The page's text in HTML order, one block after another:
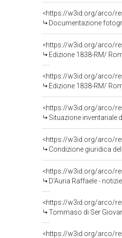
Documentazione
<https://w3id.org/arco/
Edizione 1838-RM/
<https://w3id.org/arco/
Edizione 1838-RM/
<https://w3id.org/arco/
Situazione inventariale
Condizione giuridica
<https://w3id.org/arco/
D'Auria Raffaele -
<https://w3id.org/arco/
Tommaso di Ser
<https://w3id.org/arco/